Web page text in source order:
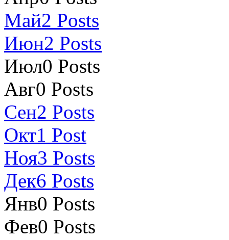
Май2 Posts
Июн2 Posts
Июл0 Posts
Авг0 Posts
Сен2 Posts
Окт1 Post
Ноя3 Posts
Дек6 Posts
Янв0 Posts
Фев0 Posts